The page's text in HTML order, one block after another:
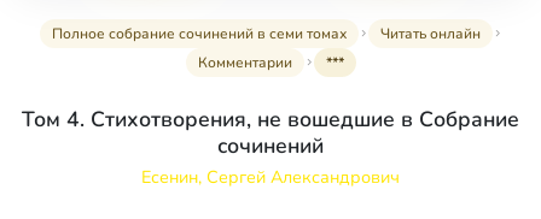
Полное собрание сочинений в семи томах
Читать онлайн
Комментарии
***
Том 4. Стихотворения, не вошедшие в Собрание
сочинений
Есенин, Сергей Александрович